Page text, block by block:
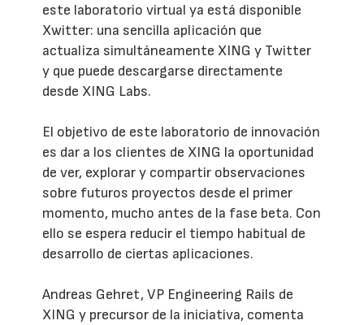
este laboratorio virtual ya está disponible
Xwitter: una sencilla aplicación que
actualiza simultáneamente XING y Twitter
y que puede descargarse directamente
desde XING Labs.
El objetivo de este laboratorio de innovación
es dar a los clientes de XING la oportunidad
de ver, explorar y compartir observaciones
sobre futuros proyectos desde el primer
momento, mucho antes de la fase beta. Con
ello se espera reducir el tiempo habitual de
desarrollo de ciertas aplicaciones.
Andreas Gehret, VP Engineering Rails de
XING y precursor de la iniciativa, comenta